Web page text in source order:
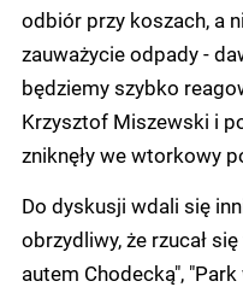
odbiór przy koszach, a
zauważycie odpady -
będziemy szybko
Krzysztof Miszewski i
zniknęły we wtorkowy
Do dyskusji wdali się
obrzydliwy, że rzucał
autem Chodecką",